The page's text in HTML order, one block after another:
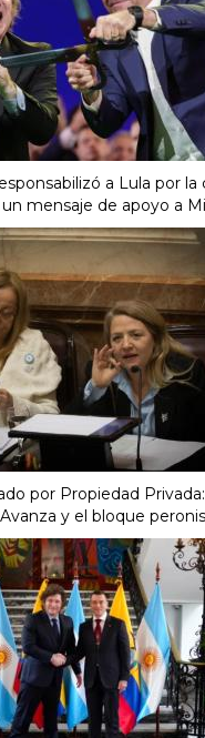
a Lula por la
mensaje de apoyo a
por Propiedad
y el bloque